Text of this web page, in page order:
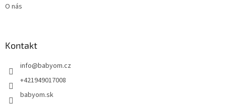
O nás
Kontakt
info@babyom.cz
+421949017008
babyom.sk